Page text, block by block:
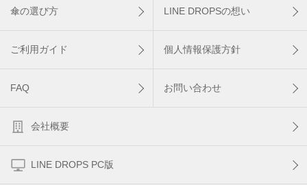
傘の選び方 LINE DROPSの想い
ご利用ガイド 個人情報保護方針
FAQ お問い合わせ
会社概要
LINE DROPS PC版